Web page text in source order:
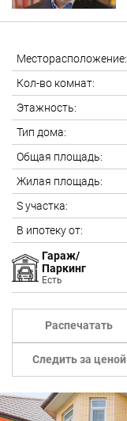
Месторасположение:
Кол-во комнат:
Этажность:
Тип дома:
Общая площадь:
Жилая площадь:
S участка:
В ипотеку от:
Гараж/
Паркинг
Есть
Распечатать
Следить за ценой